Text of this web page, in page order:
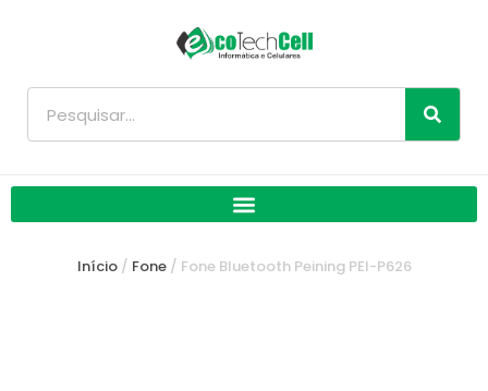
Início/ Fone/ Fone Bluetooth Peining PEI-P626